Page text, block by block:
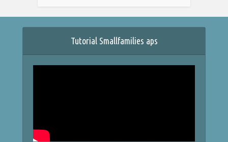
Tutorial Smallfamilies aps